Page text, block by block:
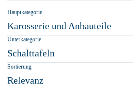
Hauptkategorie
Karosserie und Anbauteile
Unterkategorie
Schalttafeln
Sortierung
Relevanz